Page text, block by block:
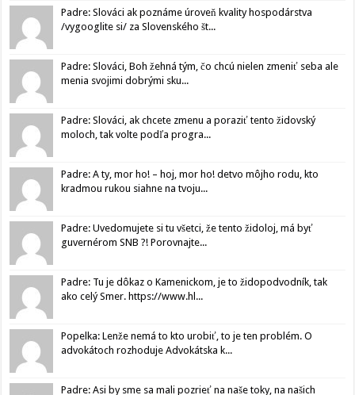
Padre: Slováci ak poznáme úroveň kvality hospodárstva
/vygooglite si/ za Slovenského št...
Padre: Slováci, Boh žehná tým, čo chcú nielen zmeniť seba ale
menia svojimi dobrými sku...
Padre: Slováci, ak chcete zmenu a poraziť tento židovský
moloch, tak volte podľa progra...
Padre: A ty, mor ho! – hoj, mor ho! detvo môjho rodu, kto
kradmou rukou siahne na tvoju...
Padre: Uvedomujete si tu všetci, že tento židoloj, má byť
guvernérom SNB ?! Porovnajte...
Padre: Tu je dôkaz o Kamenickom, je to židopodvodník, tak
ako celý Smer. https://www.hl...
Popelka: Lenže nemá to kto urobiť, to je ten problém. O
advokátoch rozhoduje Advokátska k...
Padre: Asi by sme sa mali pozrieť na naše toky, na našich